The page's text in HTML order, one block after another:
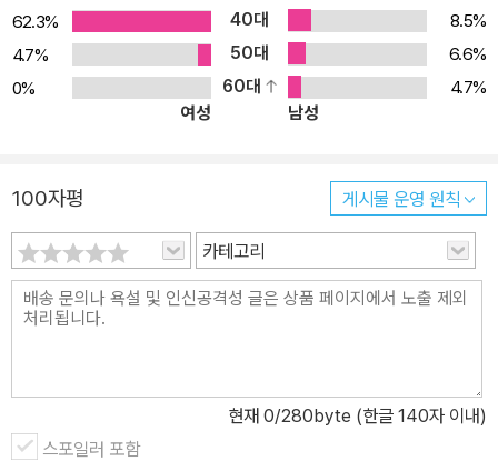
62.3%
40대
8.5%
4.7%
50대
6.6%
0%
60대
4.7%
여성
남성
100자평 게시물 운영 원칙
카테고리
현재 0/280byte (한글 140자 이내)
스포일러 포함